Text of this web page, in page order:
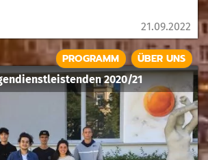
21.09.2022
2020/21
PROGRAMM ÜBER UNS